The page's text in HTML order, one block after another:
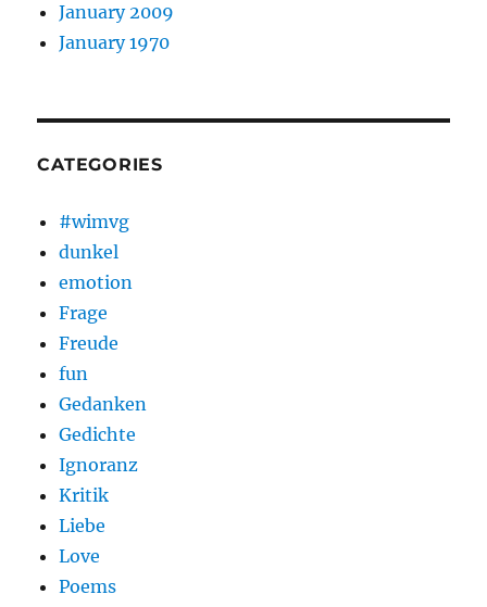
January 2009
January 1970
CATEGORIES
#wimvg
dunkel
emotion
Frage
Freude
fun
Gedanken
Gedichte
Ignoranz
Kritik
Liebe
Love
Poems